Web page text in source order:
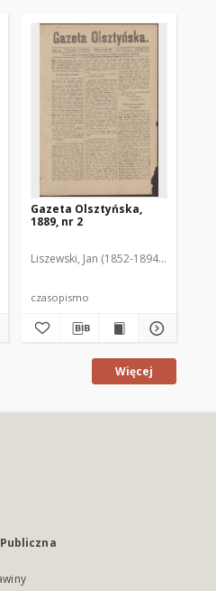
Gazeta Olsztyńska,
1889, nr 2
Liszewski, Jan (1852-1894). Red.
czasopismo
Więcej